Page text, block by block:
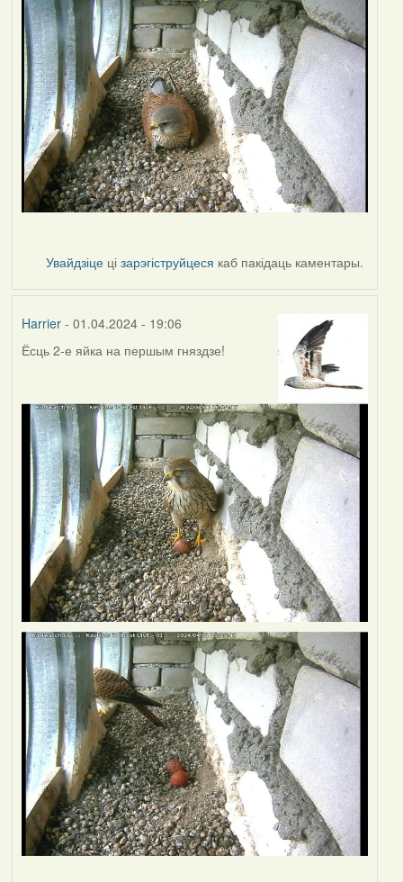
Увайдзіце цізарэгіструйцеся каб пакідаць каментары.
Harrier- 01.04.2024 - 19:06
Ёсць 2-е яйка на першым гняздзе!